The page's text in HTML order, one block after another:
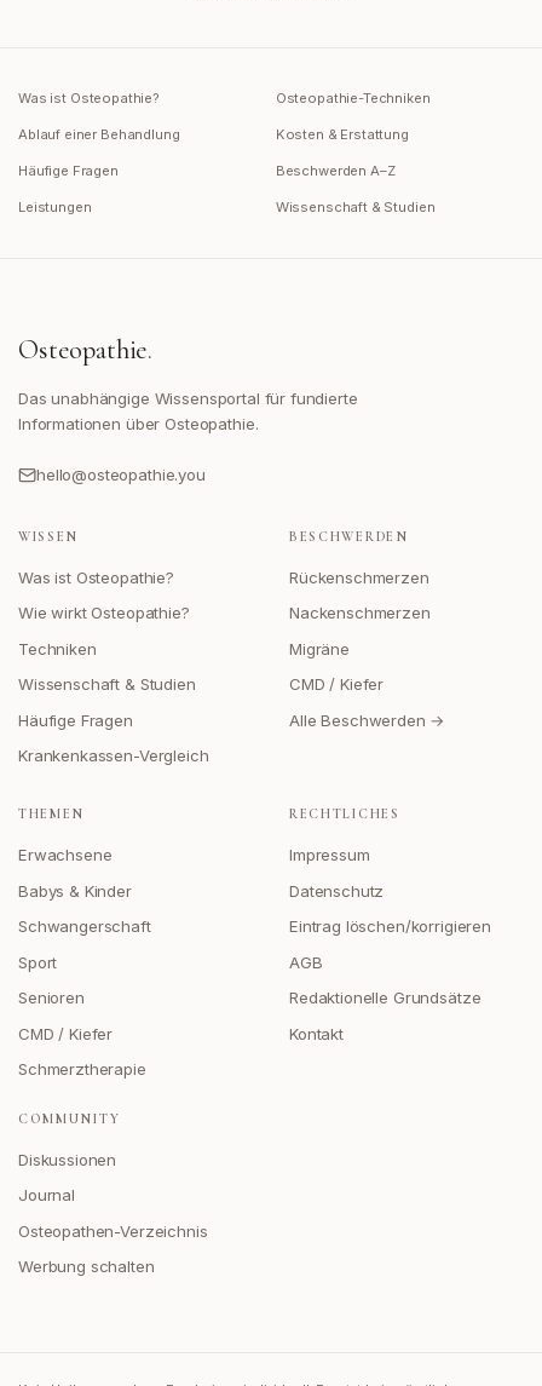
Was ist Osteopathie? Osteopathie-Techniken
Ablauf einer Behandlung Kosten & Erstattung
Häufige Fragen Beschwerden A–Z
Leistungen Wissenschaft & Studien
Osteopathie.
Das unabhängige Wissensportal für fundierte
Informationen über Osteopathie.
hello@osteopathie.you
WISSEN
Was ist Osteopathie?
Wie wirkt Osteopathie?
Techniken
Wissenschaft & Studien
Häufige Fragen
Krankenkassen-Vergleich
BESCHWERDEN
Rückenschmerzen
Nackenschmerzen
Migräne
CMD / Kiefer
Alle Beschwerden →
THEMEN
Erwachsene
Babys & Kinder
Schwangerschaft
Sport
Senioren
CMD / Kiefer
Schmerztherapie
COMMUNITY
Diskussionen
Journal
Osteopathen-Verzeichnis
Werbung schalten
RECHTLICHES
Impressum
Datenschutz
Eintrag löschen/korrigieren
AGB
Redaktionelle Grundsätze
Kontakt